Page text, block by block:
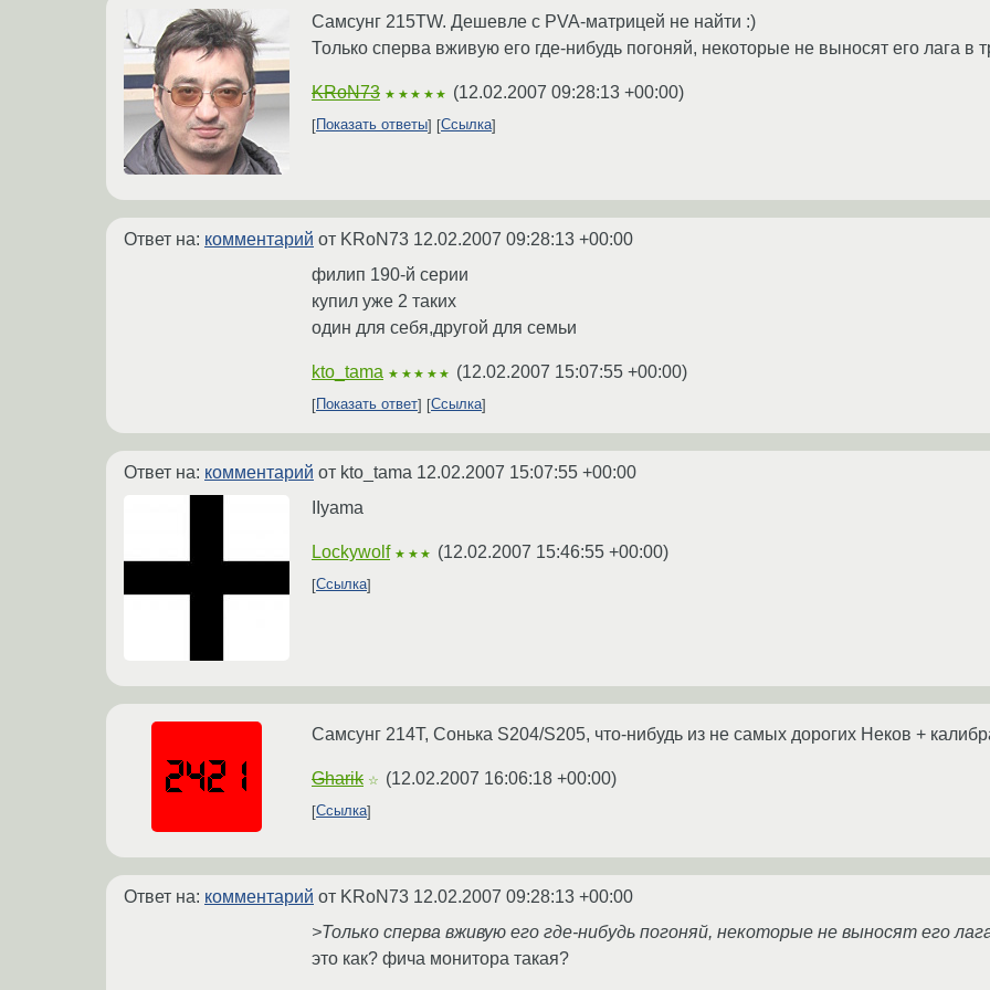
Самсунг 215TW. Дешевле с PVA-матрицей не найти :)
Только сперва вживую его где-нибудь погоняй, некоторые не выносят его лага в
KRoN73 ★★★★★ (12.02.2007 09:28:13 +00:00)
Показать ответы Ссылка
Ответ на: комментарий от KRoN73 12.02.2007 09:28:13 +00:00
филип 190-й серии
купил уже 2 таких
один для себя,другой для семьи
kto_tama ★★★★★ (12.02.2007 15:07:55 +00:00)
Показать ответ Ссылка
Ответ на: комментарий от kto_tama 12.02.2007 15:07:55 +00:00
IIyama
Lockywolf ★★★ (12.02.2007 15:46:55 +00:00)
Ссылка
Самсунг 214T, Сонька S204/S205, что-нибудь из не самых дорогих Неков +
Gharik ☆ (12.02.2007 16:06:18 +00:00)
Ссылка
Ответ на: комментарий от KRoN73 12.02.2007 09:28:13 +00:00
>Только сперва вживую его где-нибудь погоняй, некоторые не выносят его
это как? фича монитора такая?